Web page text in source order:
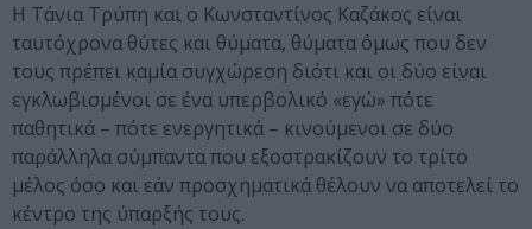
Η Τάνια Τρύπη και ο Κωνσταντίνος Καζάκος είναι
ταυτόχρονα θύτες και θύματα, θύματα όμως που δεν
τους πρέπει καμία συγχώρεση διότι και οι δύο είναι
εγκλωβισμένοι σε ένα υπερβολικό «εγώ» πότε
παθητικά – πότε ενεργητικά – κινούμενοι σε δύο
παράλληλα σύμπαντα που εξοστρακίζουν το τρίτο
μέλος όσο και εάν προσχηματικά θέλουν να αποτελεί το
κέντρο της ύπαρξής τους.